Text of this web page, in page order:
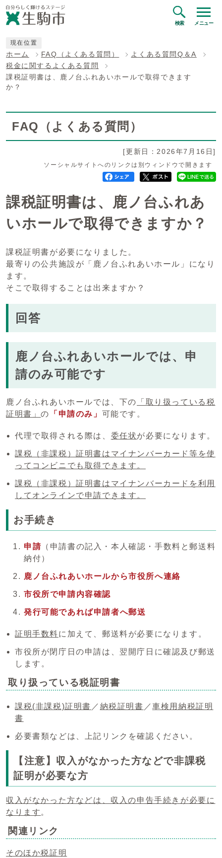
検索 メニュー
現在位置
ホーム FAQ（よくある質問）
よくある質問Q＆A
税金に関するよくある質問
課税証明書は、鹿ノ台ふれあいホールで取得できます
か？
FAQ（よくある質問）
[更新日：2026年7月16日]
ソーシャルサイトへのリンクは別ウィンドウで開きます
課税証明書は、鹿ノ台ふれあ
いホールで取得できますか？
課税証明書が必要になりました。
最寄りの公共施設が「鹿ノ台ふれあいホール」になり
ます。
そこで取得することは出来ますか？
回答
鹿ノ台ふれあいホールでは、申
請のみ可能です
鹿ノ台ふれあいホールでは、下の
「取り扱っている税
証明書」の 「申請のみ」 可能です。
代理で取得される際は、 委任状が必要になります。
課税（非課税）証明書はマイナンバーカード等を使
ってコンビニでも取得できます。
課税（非課税）証明書はマイナンバーカードを利用
してオンラインで申請できます。
お手続き
申請 （申請書の記入・本人確認・手数料と郵送料
納付）
鹿ノ台ふれあいホールから市役所へ連絡
市役所で申請内容確認
発行可能であれば申請者へ郵送
証明手数料に加えて、郵送料が必要になります。
市役所が閉庁日の申請は、翌開庁日に確認及び郵送
します。
取り扱っている税証明書
課税(非課税)証明書 ／ 納税証明書 ／車検用納税証明
書
必要書類などは、上記リンクを確認ください。
【注意】収入がなかった方などで非課税
証明が必要な方
収入がなかった方などは、収入の申告手続きが必要に
なります 。
関連リンク
そのほか税証明